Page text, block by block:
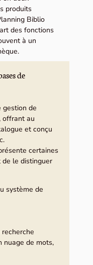
produits
Biblio
des fonctions
à un
de
gestion de
offrant au
et conçu
certaines
le distinguer
système de
nuage de mots,